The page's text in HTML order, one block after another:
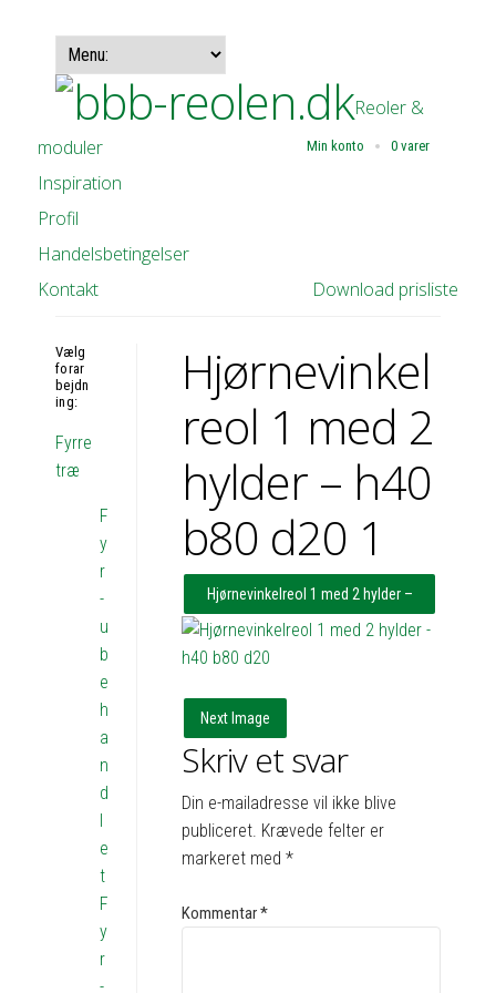
Min konto 0 varer
Reoler &
moduler
Inspiration
Profil
Handelsbetingelser
Download prisliste
Kontakt
Hjørnevinkel
reol 1 med 2
hylder – h40
b80 d20 1
Hjørnevinkelreol 1 med 2 hylder –
h40 b51x49 d20
Next Image
Skriv et svar
Din e-mailadresse vil ikke blive
publiceret. Krævede felter er
markeret med*
Kommentar*
Vælg
forar
bejdn
ing:
Fyrre
træ
F
y
r
-
u
b
e
h
a
n
d
l
e
t
F
y
r
-